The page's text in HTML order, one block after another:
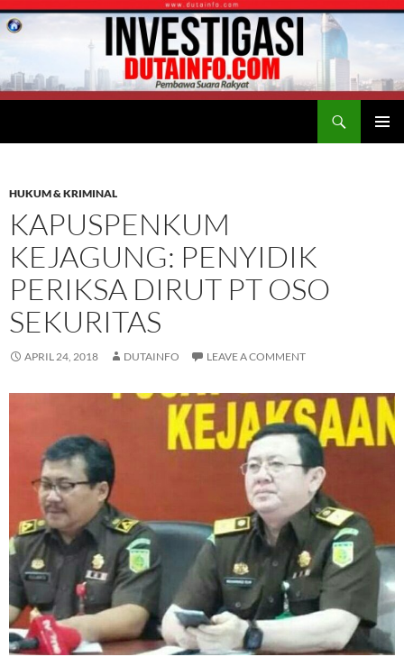
HUKUM & KRIMINAL
KAPUSPENKUM
KEJAGUNG: PENYIDIK
PERIKSA DIRUT PT OSO
SEKURITAS
APRIL 24, 2018 DUTAINFO LEAVE A COMMENT